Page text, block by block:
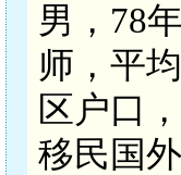
男，78
师，平
区户口
移民国